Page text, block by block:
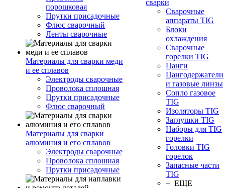
порошковая
Прутки присадочные
Флюс сварочный
Ленты сварочные
Материалы для сварки меди
и ее сплавов
Электроды сварочные
Проволока сплошная
Прутки присадочные
Флюс сварочный
Материалы для сварки
алюминия и его сплавов
Электроды сварочные
Проволока сплошная
Прутки присадочные
сварки
Сварочные
аппараты TIG
Блоки
охлаждения
Сварочные
горелки TIG
Цанги
Цангодержатели
и газовые линзы
Сопло газовое
TIG
Изоляторы TIG
Заглушки TIG
Наборы для TIG
горелки
Головки TIG
горелок
Запасные части
TIG
+ ЕЩЕ